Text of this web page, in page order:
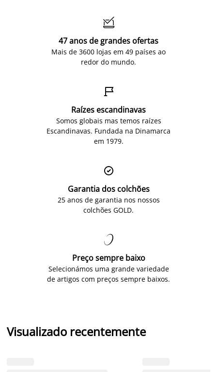

47 anos de grandes ofertas
Mais de 3600 lojas em 49 países ao
redor do mundo.

Raízes escandinavas
Somos globais mas temos raízes
Escandinavas. Fundada na Dinamarca
em 1979.

Garantia dos colchões
25 anos de garantia nos nossos
colchões GOLD.

Preço sempre baixo
Selecionámos uma grande variedade
de artigos com preços sempre baixos.
Visualizado recentemente